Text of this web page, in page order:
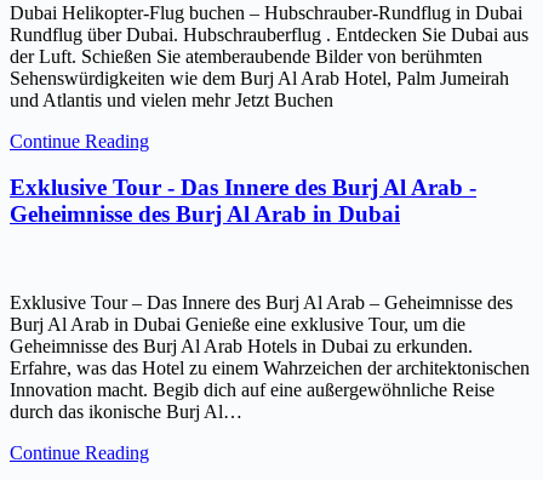
Dubai Helikopter-Flug buchen – Hubschrauber-Rundflug in Dubai
Rundflug über Dubai. Hubschrauberflug . Entdecken Sie Dubai aus
der Luft. Schießen Sie atemberaubende Bilder von berühmten
Sehenswürdigkeiten wie dem Burj Al Arab Hotel, Palm Jumeirah
und Atlantis und vielen mehr Jetzt Buchen
Continue Reading
Exklusive Tour - Das Innere des Burj Al Arab -
Geheimnisse des Burj Al Arab in Dubai
Exklusive Tour – Das Innere des Burj Al Arab – Geheimnisse des
Burj Al Arab in Dubai Genieße eine exklusive Tour, um die
Geheimnisse des Burj Al Arab Hotels in Dubai zu erkunden.
Erfahre, was das Hotel zu einem Wahrzeichen der architektonischen
Innovation macht. Begib dich auf eine außergewöhnliche Reise
durch das ikonische Burj Al…
Continue Reading